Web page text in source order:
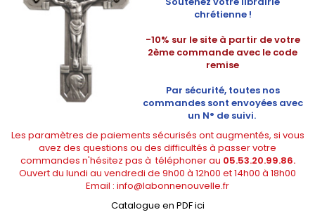
chrétienne !
-10% sur le site à partir de votre
2ème commande avec le code
remise
Par sécurité, toutes nos
commandes sont envoyées avec
un N° de suivi.
Les paramètres de paiements sécurisés ont augmentés, si vous
avez des questions ou des difficultés à passer votre
commandes n'hésitez pas à téléphoner au 05.53.20.99.86.
Ouvert du lundi au vendredi de 9h00 à 12h00 et 14h00 à 18h00
Email : info@labonnenouvelle.fr
Catalogue en PDF ici